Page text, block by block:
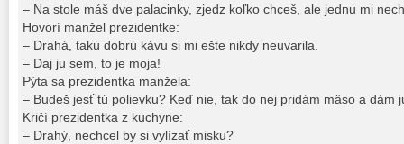
– Na stole máš dve palacinky, zjedz koľko chceš, ale jednu mi
Hovorí manžel prezidentke:
– Drahá, takú dobrú kávu si mi ešte nikdy neuvarila.
– Daj ju sem, to je moja!
Pýta sa prezidentka manžela:
– Budeš jesť tú polievku? Keď nie, tak do nej pridám mäso a dám
Kričí prezidentka z kuchyne:
– Drahý, nechcel by si vylízať misku?